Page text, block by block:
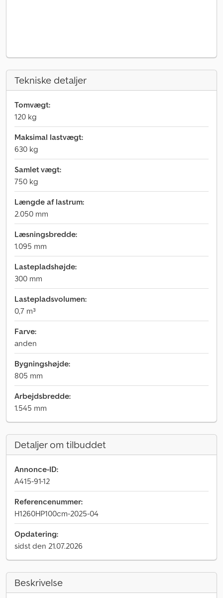
Tekniske detaljer
Tomvægt:
120 kg
Maksimal lastvægt:
630 kg
Samlet vægt:
750 kg
Længde af lastrum:
2.050 mm
Læsningsbredde:
1.095 mm
Lastepladshøjde:
300 mm
Lastepladsvolumen:
0,7 m³
Farve:
anden
Bygningshøjde:
805 mm
Arbejdsbredde:
1.545 mm
Detaljer om tilbuddet
Annonce-ID:
A415-91-12
Referencenummer:
H1260HP100cm-2025-04
Opdatering:
sidst den 21.07.2026
Beskrivelse